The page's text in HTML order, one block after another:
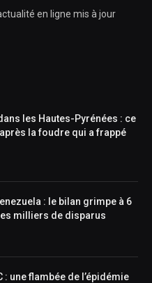
en ligne mis à jour
les Hautes-Pyrénées : ce
après la foudre qui a frappé
: le bilan grimpe à 6
milliers de disparus
: une flambée de l’épidémie